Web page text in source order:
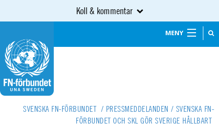
Koll & kommentar
MENY
SVENSKA FN-FÖRBUNDET / PRESSMEDDELANDEN / SVENSKA FN-
FÖRBUNDET OCH SKL GÖR SVERIGE HÅLLBART